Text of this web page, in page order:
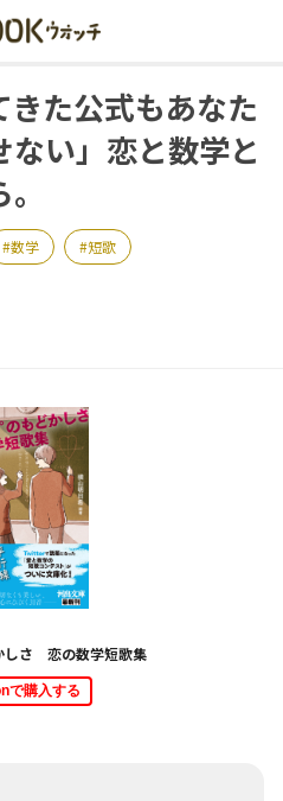
きた公式もあなた
い」恋と数学と
数学 短歌
しさ 恋の数学短歌集
で購入する